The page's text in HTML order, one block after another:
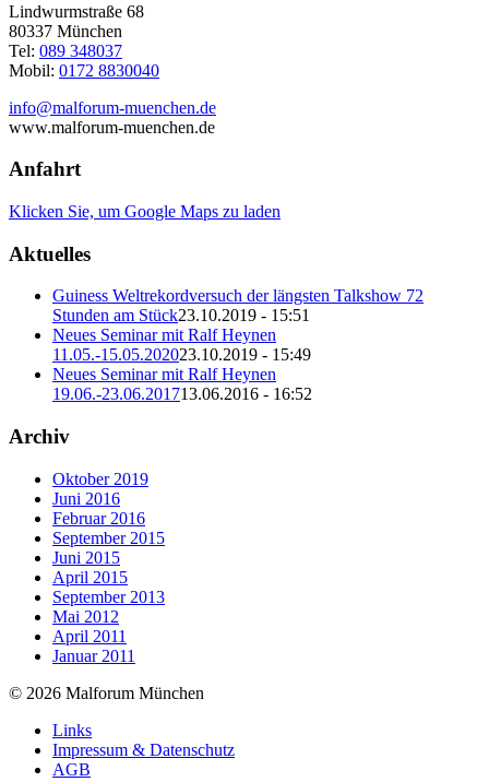
Lindwurmstraße 68
80337 München
Tel: 089 348037
Mobil: 0172 8830040
info@malforum-muenchen.de
www.malforum-muenchen.de
Anfahrt
Klicken Sie, um Google Maps zu laden
Aktuelles
Guiness Weltrekordversuch der längsten Talkshow 72
Stunden am Stück23.10.2019 - 15:51
Neues Seminar mit Ralf Heynen
11.05.-15.05.202023.10.2019 - 15:49
Neues Seminar mit Ralf Heynen
19.06.-23.06.201713.06.2016 - 16:52
Archiv
Oktober 2019
Juni 2016
Februar 2016
September 2015
Juni 2015
April 2015
September 2013
Mai 2012
April 2011
Januar 2011
© 2026 Malforum München
Links
Impressum & Datenschutz
AGB